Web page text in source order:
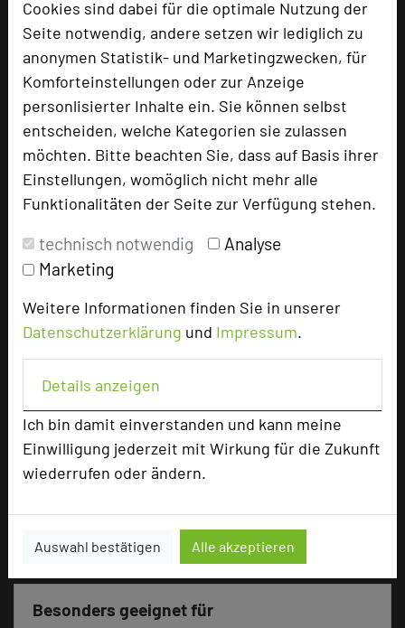
Cookies sind dabei für die optimale Nutzung der
Seite notwendig, andere setzen wir lediglich zu
anonymen Statistik- und Marketingzwecken, für
Komforteinstellungen oder zur Anzeige
personlisierter Inhalte ein. Sie können selbst
entscheiden, welche Kategorien sie zulassen
möchten. Bitte beachten Sie, dass auf Basis ihrer
Einstellungen, womöglich nicht mehr alle
Funktionalitäten der Seite zur Verfügung stehen.
technisch notwendig
Analyse
Marketing
Weitere Informationen finden Sie in unserer
Datenschutzerklärung und Impressum.
Details anzeigen
Ich bin damit einverstanden und kann meine
Einwilligung jederzeit mit Wirkung für die Zukunft
wiederrufen oder ändern.
Auswahl bestätigen Alle akzeptieren
Bewertung
Tagungsplaner
Tagungsleiter
Max. Tagungskapazität (Personen)
U-Form
30
Parlamentarisch
Reihenbestuhlung
80
Tagungsräume
Zimmer
Appartement, 5 Fahrminuten entfernt
Besonders geeignet für